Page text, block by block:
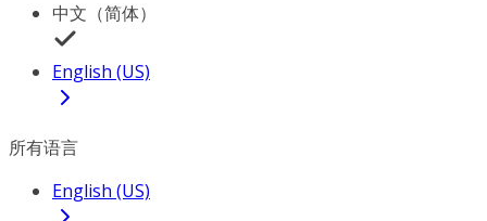
中文（简体）
English (US)
所有语言
English (US)